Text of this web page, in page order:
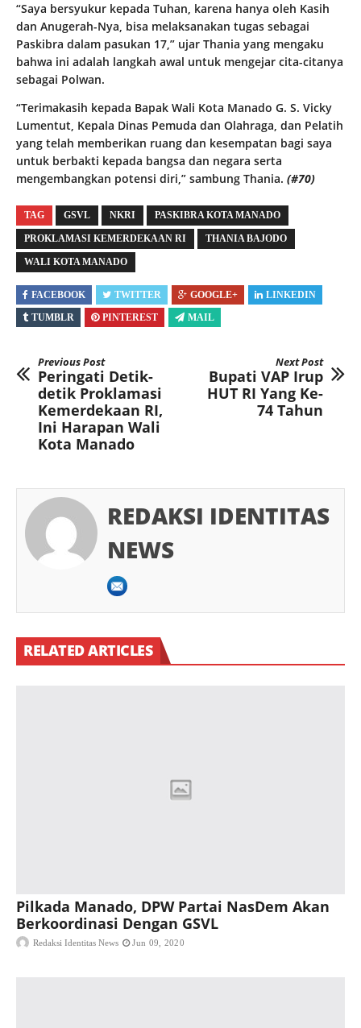
“Saya bersyukur kepada Tuhan, karena hanya oleh Kasih
dan Anugerah-Nya, bisa melaksanakan tugas sebagai
Paskibra dalam pasukan 17,” ujar Thania yang mengaku
bahwa ini adalah langkah awal untuk mengejar cita-citanya
sebagai Polwan.
“Terimakasih kepada Bapak Wali Kota Manado G. S. Vicky
Lumentut, Kepala Dinas Pemuda dan Olahraga, dan Pelatih
yang telah memberikan ruang dan kesempatan bagi saya
untuk berbakti kepada bangsa dan negara serta
mengembangkan potensi diri,” sambung Thania. (#70)
TAG GSVL NKRI PASKIBRA KOTA MANADO
PROKLAMASI KEMERDEKAAN RI THANIA BAJODO
WALI KOTA MANADO
FACEBOOK TWITTER GOOGLE+
LINKEDIN
TUMBLR
PINTEREST MAIL
Previous Post
Peringati Detik-
detik Proklamasi
Kemerdekaan RI,
Ini Harapan Wali
Kota Manado
Next Post
Bupati VAP Irup
HUT RI Yang Ke-
74 Tahun
REDAKSI IDENTITAS
NEWS
RELATED ARTICLES
Pilkada Manado, DPW Partai NasDem Akan
Berkoordinasi Dengan GSVL
Redaksi Identitas News Jun 09, 2020